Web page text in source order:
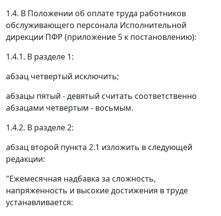
1.4. В Положении об оплате труда работников
обслуживающего персонала Исполнительной
дирекции ПФР (приложение 5 к постановлению):
1.4.1. В разделе 1:
абзац четвертый исключить;
абзацы пятый - девятый считать соответственно
абзацами четвертым - восьмым.
1.4.2. В разделе 2:
абзац второй пункта 2.1 изложить в следующей
редакции:
"Ежемесячная надбавка за сложность,
напряженность и высокие достижения в труде
устанавливается: